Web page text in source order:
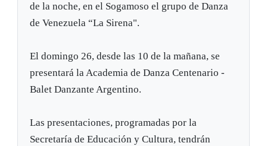
de la noche, en el Sogamoso el grupo de Danza
de Venezuela “La Sirena".
El domingo 26, desde las 10 de la mañana, se
presentará la Academia de Danza Centenario -
Balet Danzante Argentino.
Las presentaciones, programadas por la
Secretaría de Educación y Cultura, tendrán